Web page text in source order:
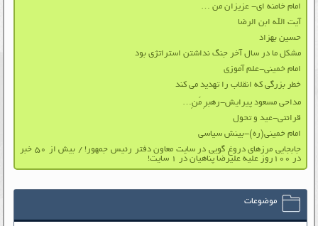
امام خامنه ای- عزیزان من …
آیت الله ابن الرضا
حسین بهزاد
مشکل ما در سال آخر جنگ نداشتن استراتژی بود
امام خمینی-علم آموزی
خطر بزرگی که انقلاب را تهدید می کند
مداحی مسعود پیرایش-رهبرِ مَنِ…
قرائتی-عید و تحول
امام خمینی(ره)-بینش سیاسی
جابجایی مرزهای دروغ گویی در سایت معاون دفتر رئیس جمهور! / بیش از ۵۰ خبر
در ۱۰۰روز علیه علیرضا پناهیان در ۱ سایت!
موضوعات